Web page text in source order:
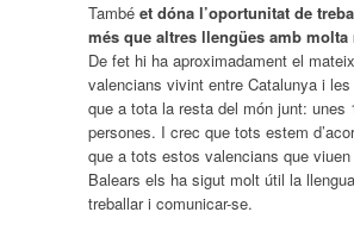
També et dóna l’oportunitat de
més que altres llengües amb
De fet hi ha aproximadament el
valencians vivint entre Catalunya i
que a tota la resta del món junt: unes
persones. I crec que tots estem
que a tots estos valencians que
Balears els ha sigut molt útil la
treballar i comunicar-se.